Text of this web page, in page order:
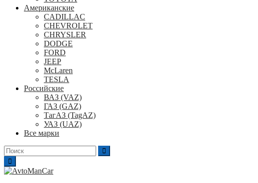
Американские
CADILLAC
CHEVROLET
CHRYSLER
DODGE
FORD
JEEP
McLaren
TESLA
Российские
ВАЗ (VAZ)
ГАЗ (GAZ)
ТагАЗ (TagAZ)
УАЗ (UAZ)
Все марки
Поиск
для: